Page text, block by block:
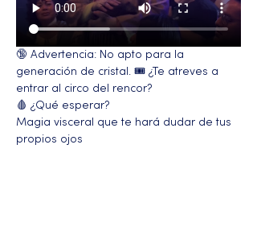
🔞 Advertencia: No apto para la
generación de cristal. 🎟️ ¿Te atreves a
entrar al circo del rencor?
🩸 ¿Qué esperar?
Magia visceral que te hará dudar de tus
propios ojos